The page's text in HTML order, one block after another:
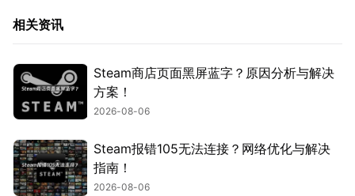
相关资讯
Steam商店页面黑屏蓝字？原因分析与解决
方案！
2026-08-06
Steam报错105无法连接？网络优化与解决
指南！
2026-08-06